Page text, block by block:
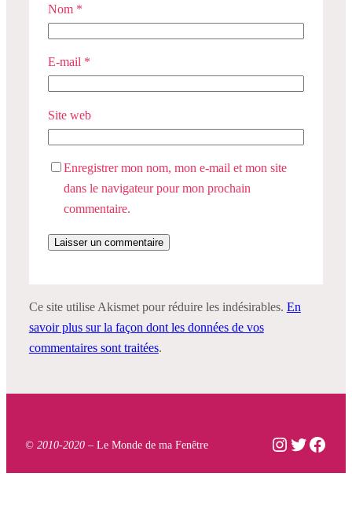
Nom *
E-mail *
Site web
Enregistrer mon nom, mon e-mail et mon site
dans le navigateur pour mon prochain
commentaire.
Ce site utilise Akismet pour réduire les indésirables. En
savoir plus sur la façon dont les données de vos
commentaires sont traitées.
© 2010-2020 – Le Monde de ma Fenêtre Instagram
Twitter